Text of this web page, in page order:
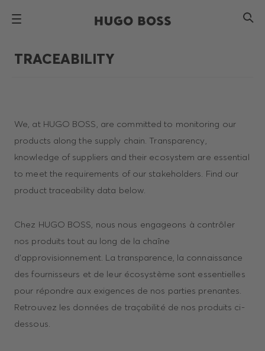
TRACEABILITY
We, at HUGO BOSS, are committed to monitoring our
products along the supply chain. Transparency,
knowledge of suppliers and their ecosystem are essential
to meet the requirements of our stakeholders. Find our
product traceability data below.
Chez HUGO BOSS, nous nous engageons à contrôler
nos produits tout au long de la chaîne
d'approvisionnement. La transparence, la connaissance
des fournisseurs et de leur écosystème sont essentielles
pour répondre aux exigences de nos parties prenantes.
Retrouvez les données de traçabilité de nos produits ci-
dessous.